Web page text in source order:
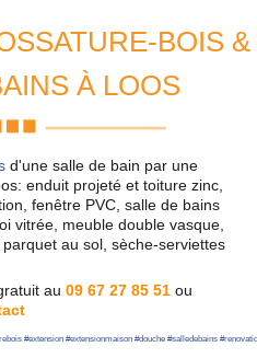
BOIS &
À LOOS
d'une salle de bain par une
enduit projeté et toiture zinc,
fenêtre PVC, salle de bains
vitrée, meuble double vasque,
au sol, sèche-serviettes
au 09 67 27 85 51 ou
#extension #extensionmaison #douche #salledebains #